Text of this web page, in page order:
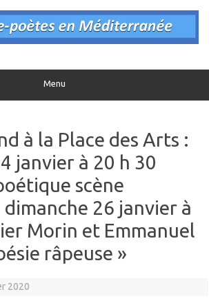
Menu
à la Place des Arts :
janvier à 20 h 30
scène
26 janvier à
Morin et Emmanuel
râpeuse »
2020